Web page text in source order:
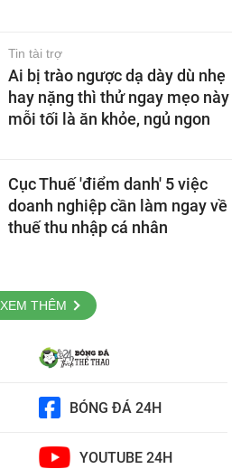
Tin tài trợ
Ai bị trào ngược dạ dày dù nhẹ
hay nặng thì thử ngay mẹo này
mỗi tối là ăn khỏe, ngủ ngon
Cục Thuế 'điểm danh' 5 việc
doanh nghiệp cần làm ngay về
thuế thu nhập cá nhân
XEM THÊM
BÓNG ĐÁ 24H
YOUTUBE 24H